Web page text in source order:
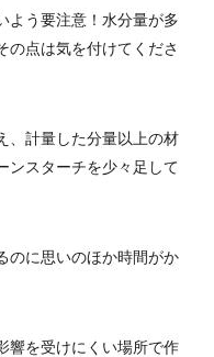
よう要注意！水分量が多
の点は気を付けてくださ
、計量した分量以上の材
ンスターチを少々足して
のに思いのほか時間がか
響を受けにくい場所で作